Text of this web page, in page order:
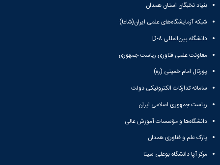
بنیاد نخبگان استان همدان
شبکه آزمایشگاه‌های علمی ایران(شاعا)
دانشگاه بین‌المللی D-۸
معاونت علمی فناوری ریاست جمهوری
پورتال امام خمینی (ره)
سامانه تدارکات الکترونیکی دولت
ریاست جمهوری اسلامی ایران
دانشگاه‌ها و مؤسسات آموزش عالی
پارک علم و فناوری همدان
مرکز آپا دانشگاه بوعلی سینا